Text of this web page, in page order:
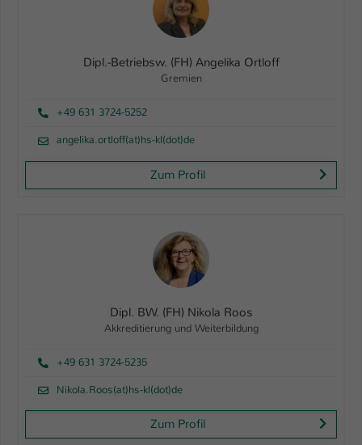
Dipl.-Betriebsw. (FH) Angelika Ortloff
Gremien
+49 631 3724-5252
angelika.ortloff(at)hs-kl(dot)de
Zum Profil
Dipl. BW. (FH) Nikola Roos
Akkreditierung und Weiterbildung
+49 631 3724-5235
Nikola.Roos(at)hs-kl(dot)de
Zum Profil